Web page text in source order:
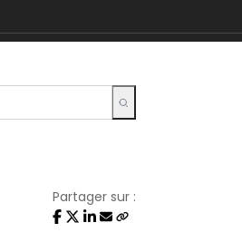
Partager sur :